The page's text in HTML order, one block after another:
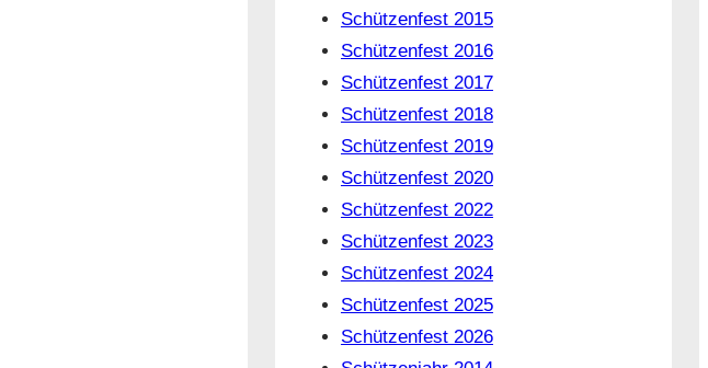
Schützenfest 2015
Schützenfest 2016
Schützenfest 2017
Schützenfest 2018
Schützenfest 2019
Schützenfest 2020
Schützenfest 2022
Schützenfest 2023
Schützenfest 2024
Schützenfest 2025
Schützenfest 2026